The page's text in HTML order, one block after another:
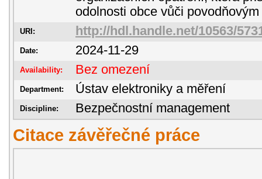
odolnosti obce vůči
URI: http://hdl.handle.net/10563/
Date: 2024-11-29
Availability: Bez omezení
Department: Ústav elektroniky a měření
Discipline: Bezpečnostní management
Citace závěřečné práce